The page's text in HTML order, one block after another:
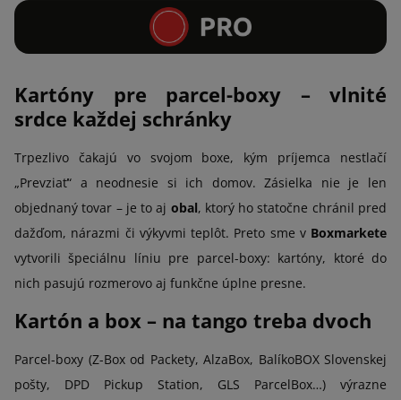
Kartóny pre parcel-boxy – vlnité
srdce každej schránky
Trpezlivo čakajú vo svojom boxe, kým príjemca nestlačí
„Prevziať“ a neodnesie si ich domov. Zásielka nie je len
objednaný tovar – je to aj obal, ktorý ho statočne chránil pred
dažďom, nárazmi či výkyvmi teplôt. Preto sme v Boxmarkete
vytvorili špeciálnu líniu pre parcel-boxy: kartóny, ktoré do
nich pasujú rozmerovo aj funkčne úplne presne.
Kartón a box – na tango treba dvoch
Parcel-boxy (Z-Box od Packety, AlzaBox, BalíkoBOX Slovenskej
pošty, DPD Pickup Station, GLS ParcelBox…) výrazne